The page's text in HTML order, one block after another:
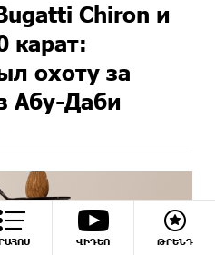
ՎԻԴԵՈ ԹՐԵՆԴ
Chiron и
карат:
охоту за
Абу-Даби